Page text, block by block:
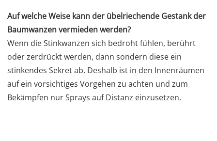
Auf welche Weise kann der übelriechende Gestank der
Baumwanzen vermieden werden?
Wenn die Stinkwanzen sich bedroht fühlen, berührt
oder zerdrückt werden, dann sondern diese ein
stinkendes Sekret ab. Deshalb ist in den Innenräumen
auf ein vorsichtiges Vorgehen zu achten und zum
Bekämpfen nur Sprays auf Distanz einzusetzen.